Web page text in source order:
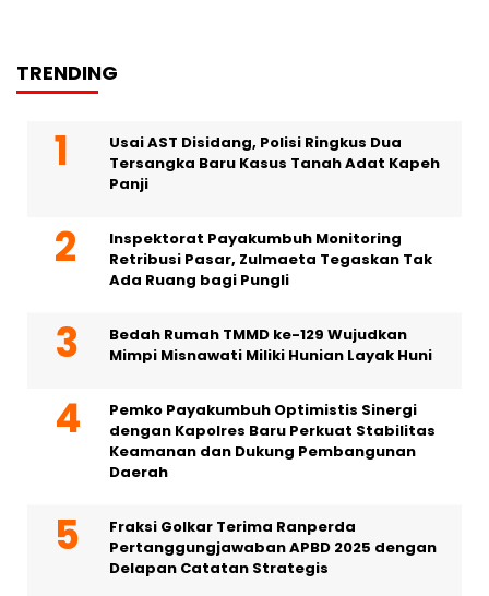
TRENDING
Usai AST Disidang, Polisi Ringkus Dua
Tersangka Baru Kasus Tanah Adat Kapeh
Panji
Inspektorat Payakumbuh Monitoring
Retribusi Pasar, Zulmaeta Tegaskan Tak
Ada Ruang bagi Pungli
Bedah Rumah TMMD ke-129 Wujudkan
Mimpi Misnawati Miliki Hunian Layak Huni
Pemko Payakumbuh Optimistis Sinergi
dengan Kapolres Baru Perkuat Stabilitas
Keamanan dan Dukung Pembangunan
Daerah
Fraksi Golkar Terima Ranperda
Pertanggungjawaban APBD 2025 dengan
Delapan Catatan Strategis